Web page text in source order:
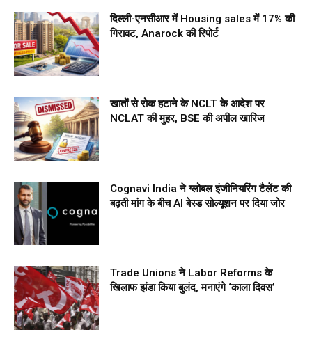
दिल्ली-एनसीआर में Housing sales में 17% की
गिरावट, Anarock की रिपोर्ट
खातों से रोक हटाने के NCLT के आदेश पर
NCLAT की मुहर, BSE की अपील खारिज
Cognavi India ने ग्लोबल इंजीनियरिंग टैलेंट की
बढ़ती मांग के बीच AI बेस्ड सोल्यूशन पर दिया जोर
Trade Unions ने Labor Reforms के
खिलाफ झंडा किया बुलंद, मनाएंगे ‘काला दिवस’